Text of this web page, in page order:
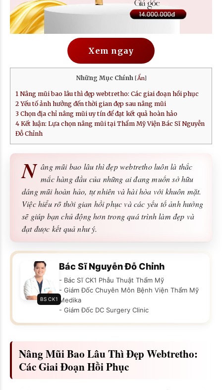
Xem ngay
Những Mục Chính [Ẩn]
1 Nâng mũi bao lâu thì đẹp webtretho: Các giai đoạn hồi phục
2 Yếu tố ảnh hưởng đến thời gian đẹp sau nâng mũi
3 Chọn địa chỉ nâng mũi uy tín để đạt kết quả hoàn hảo
4 Kết luận: Lựa chọn nâng mũi tại Thẩm Mỹ Viện Bác Sĩ Nguyễn
Đỗ Chỉnh
N âng mũi bao lâu thì đẹp webtretho luôn là thắc
mắc hàng đầu của những ai đang muốn sở hữu
dáng mũi hoàn hảo, tự nhiên và hài hòa với khuôn mặt.
Việc hiểu rõ thời gian hồi phục và các yếu tố ảnh hưởng
sẽ giúp bạn chủ động hơn trong quá trình làm đẹp và
đạt được kết quả như ý.
BS CK1
Bác Sĩ Nguyễn Đỗ Chỉnh
- Bác Sĩ CK1 Phẫu Thuật Thẩm Mỹ
- Giám Đốc Chuyên Môn Bệnh Viện Thẩm Mỹ
Medika
- Giám Đốc DC Surgery Clinic
Nâng Mũi Bao Lâu Thì Đẹp Webtretho:
Các Giai Đoạn Hồi Phục